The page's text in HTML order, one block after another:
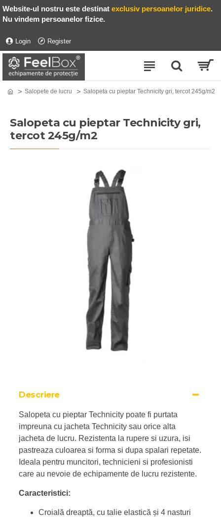
Website-ul nostru este destinat exclusiv persoanelor juridice.
Nu vindem persoanelor fizice.
Login Register
Salopete de lucru Salopeta cu pieptar Technicity gri, tercot 245g/m2
Salopeta cu pieptar Technicity gri,
tercot 245g/m2
Descriere
Salopeta cu pieptar Technicity poate fi purtata
impreuna cu jacheta Technicity sau orice alta
jacheta de lucru. Rezistenta la rupere si uzura, isi
pastreaza culoarea si forma si dupa spalari repetate.
Ideala pentru muncitori, technicieni si profesionisti
care au nevoie de echipamente de lucru rezistente.
Caracteristici:
Croială dreaptă, cu talie elastică și 4 nasturi